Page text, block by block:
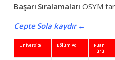
Başarı Sıralamaları ÖSYM
Cepte Sola kaydır ←
Üniversite Bölüm Adı
Puan
Türü